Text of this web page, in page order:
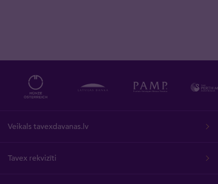
Veikals tavexdavanas.lv
Tavex rekvizīti